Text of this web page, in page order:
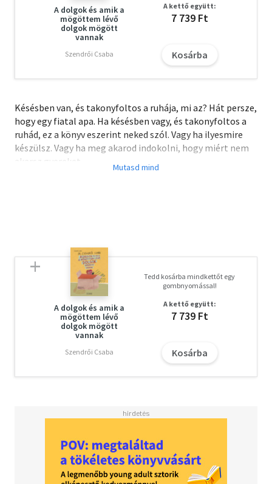
A dolgok és amik a
mögöttem lévő
dolgok mögött
vannak
Szendrői Csaba
A kettő együtt:
7 739 Ft
Kosárba
Késésben van, és takonyfoltos a ruhája, mi az? Hát persze,
hogy egy fiatal apa. Ha késésben vagy, és takonyfoltos a
ruhád, ez a könyv eszerint neked szól. Vagy ha ilyesmire
készülsz. Vagy ha meg akarod indokolni, hogy miért nem
akarsz gyereket.
A dolgok és amik a
mögöttem lévő
dolgok mögött
vannak
Szendrői Csaba
Tedd kosárba mindkettőt egy
gombnyomással!
A kettő együtt:
7 739 Ft
Kosárba